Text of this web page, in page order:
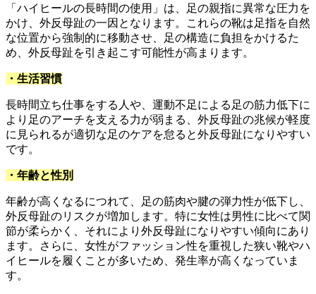
「ハイヒールの長時間の使用」は、足の親指に異常な圧力を
かけ、外反母趾の一因となります。これらの靴は足指を自然
な位置から強制的に移動させ、足の構造に負担をかけるた
め、外反母趾を引き起こす可能性が高まります。
・生活習慣
長時間立ち仕事をする人や、運動不足による足の筋力低下に
より足のアーチを支える力が弱まる、外反母趾の兆候が軽度
に見られるが適切な足のケアを怠ると外反母趾になりやすい
です。
・年齢と性別
年齢が高くなるにつれて、足の筋肉や腱の弾力性が低下し、
外反母趾のリスクが増加します。特に女性は男性に比べて関
節が柔らかく、それにより外反母趾になりやすい傾向にあり
ます。さらに、女性がファッション性を重視した狭い靴やハ
イヒールを履くことが多いため、発生率が高くなっていま
す。